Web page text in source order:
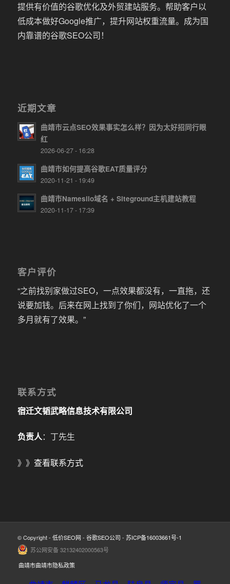
提供有价值的谷歌优化及外贸建站服务。帮助客户以
低成本做好Google推广，提升网站权重流量。成为国
内靠谱的谷歌SEO公司！
近期文章
曲靖市云点SEO效果事实怎么样？因为太好招同行眼
红
2026-06-27 - 16:28
曲靖市如何提高谷歌EAT质量评分
2020-11-21 - 19:49
曲靖市Namesilo域名 + Siteground主机建站教程
2020-11-17 - 17:39
客户评价
“之前找别家做过SEO，一点效果都没有，一直拖，还
说要加钱。后来在网上找到了你们，网站优化了一个
多月就有了效果。”
联系方式
宿迁文韬武略信息技术有限公司
负责人：丁先生
》》 查看联系方式
© Copyright - 低价SEO网 - 谷歌SEO公司 - 苏ICP备16003661号-1
苏公网安备 32132402000563号
曲靖市曲靖市隐私政策